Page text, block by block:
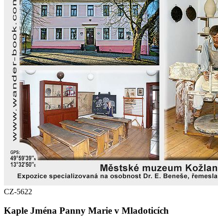
CZ-5622
Kaple Jména Panny Marie v Mladoticích